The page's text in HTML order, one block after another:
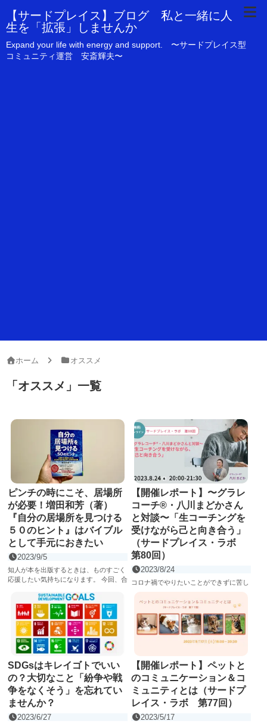
【サードプレイス】ブログ 私と一緒に人
生を「拡張」しませんか
Expand your life with energy and support. 〜サードプレイス型
コミュニティ運営 安斎輝夫〜
ホーム オススメ
「 オススメ 」 一覧
ピンチの時にこそ、居場所
が必要！増田和芳（著）
『自分の居場所を見つける
５０のヒント』はバイブル
として手元におきたい
2023/9/5
知人が本を出版するときは、ものすごく
応援したい気持ちになります。 今回、合
増田和芳さんが11万...
記事を読む
【開催レポート】〜グラレ
コーチ®︎・八川まどかさん
と対談〜「生コーチングを
受けながら己と向き合う」
（サードプレイス・ラボ
第80回）
2023/8/24
コロナ禍でやりたいことができずに苦し
回のゲスト・八川まどかさんも自らのグ
ラレコーチング®︎（グラレコ...
記事を読む
SDGsはキレイゴトでいい
の？大切なこと「紛争や戦
争をなくそう」を忘れてい
ませんか？
2023/6/27
【開催レポート】ペットと
のコミュニケーション＆コ
ミュニティとは（サードプ
レイス・ラボ 第77回）
2023/5/17